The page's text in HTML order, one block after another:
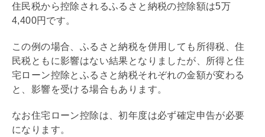
住民税から控除されるふるさと納税の控除額は5万
4,400円です。
この例の場合、ふるさと納税を併用しても所得税、住
民税ともに影響はない結果となりましたが、所得と住
宅ローン控除とふるさと納税それぞれの金額が変わる
と、影響を受ける場合もあります。
なお住宅ローン控除は、初年度は必ず確定申告が必要
になります。